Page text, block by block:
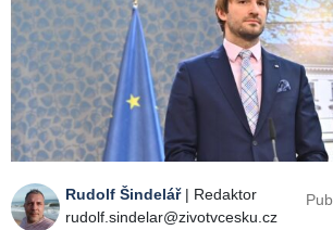
Rudolf Šindelář| Redaktor
rudolf.sindelar@zivotvcesku.cz